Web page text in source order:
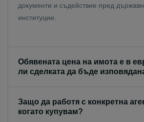
документи и съдействие пред
институции.
Обявената цена на имота е в
ли сделката да бъде
Защо да работя с конкретна
когато купувам?